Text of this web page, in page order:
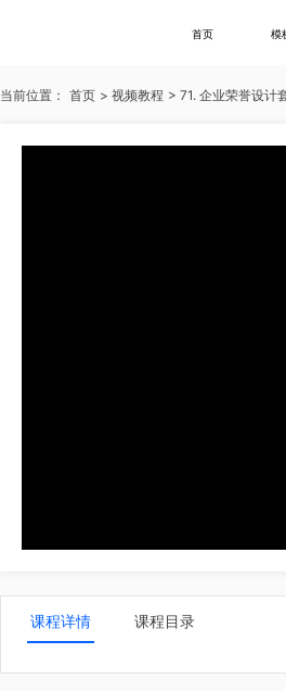
首页 模
当前位置： 首页 > 视频教程 > 71. 企业荣誉设计
课程详情 课程目录